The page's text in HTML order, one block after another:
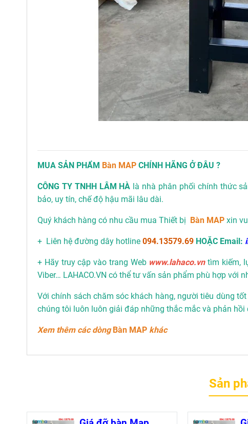
MUA SẢN PHẨM Bàn MAP CHÍNH HÃNG Ở ĐÂU ?
CÔNG TY TNHH LÂM HÀ là nhà phân phối chính thức
bảo, uy tín, chế độ hậu mãi lâu dài.
Quý khách hàng có nhu cầu mua Thiết bị Bàn MAP xin
+ Liên hệ đường dây hotline 094.13579.69 HOẶC Email:
+ Hãy truy cập vào trang Web www.lahaco.vntìm kiếm,
Viber… LAHACO.VN có thể tư vấn sản phẩm phù hợp với
Với chính sách chăm sóc khách hàng, người tiêu dùng
chúng tôi luôn luôn giải đáp những thắc mắc và phản hồi
Xem thêm các dòng Bàn MAP khác
Sản